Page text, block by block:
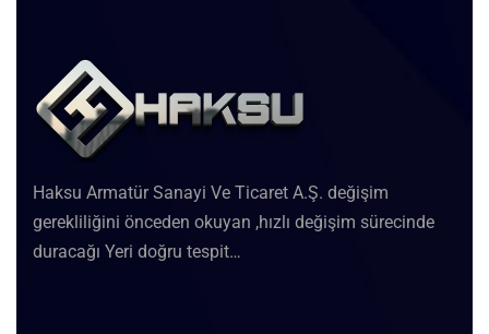
Haksu Armatür Sanayi Ve Ticaret A.Ş. değişim
gerekliliğini önceden okuyan ,hızlı değişim sürecinde
duracağı Yeri doğru tespit…